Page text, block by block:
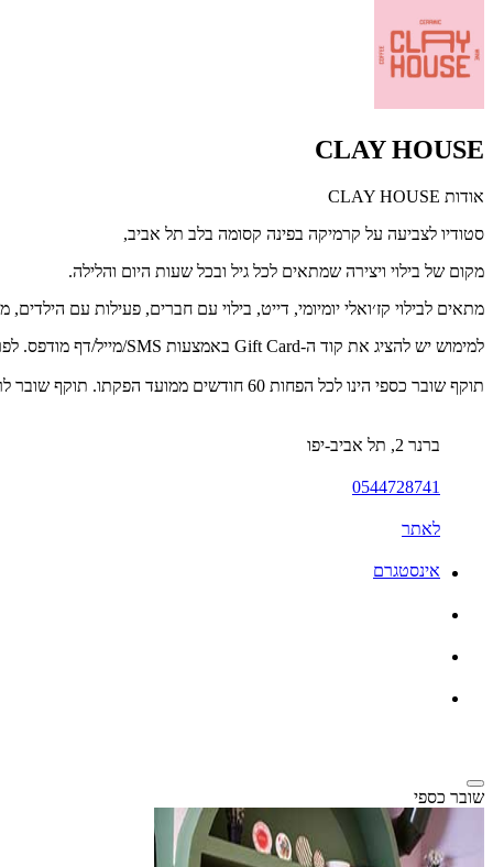
CLAY HOUSE
אודות CLAY HOUSE
סטודיו לצביעה על קרמיקה בפינה קסומה בלב תל אביב,
מקום של בילוי ויצירה שמתאים לכל גיל ובכל שעות היום והלילה.
מתאים לבילוי קז׳ואלי יומיומי, דייט, בילוי עם חברים, פעילות עם
למימוש יש להציג את קוד ה-Gift Card באמצעות SMS/מייל/דף מודפס. לפרטים נוספים: 0544728741
תוקף שובר כספי הינו לכל הפחות 60 חודשים ממועד הפקתו. תוקף שובר לרכישת מוצר או שירות מסויים יהיה לכל הפחות 24 חודשים ממועד הפקתו
ברנר 2, תל אביב-יפו
0544728741
לאתר
אינסטגרם
שובר כספי